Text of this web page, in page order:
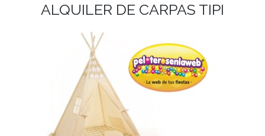
ALQUILER DE CARPAS TIPI